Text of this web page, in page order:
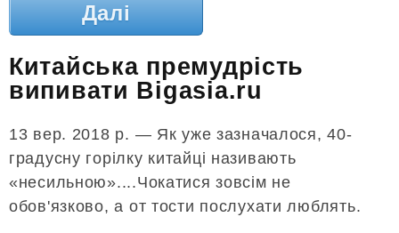
Далі
Китайська премудрість
випивати Bigasia.ru
13 вер. 2018 р. — Як уже зазначалося, 40-
градусну горілку китайці називають
«несильною»....Чокатися зовсім не
обов'язково, а от тости послухати люблять.